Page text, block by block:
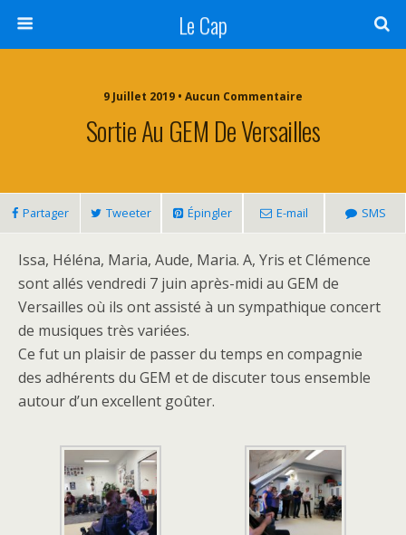
Le Cap
9 Juillet 2019 • Aucun Commentaire
Sortie Au GEM De Versailles
Partager Tweeter Épingler E-mail SMS
Issa, Héléna, Maria, Aude, Maria. A, Yris et Clémence
sont allés vendredi 7 juin après-midi au GEM de
Versailles où ils ont assisté à un sympathique concert
de musiques très variées.
Ce fut un plaisir de passer du temps en compagnie
des adhérents du GEM et de discuter tous ensemble
autour d’un excellent goûter.